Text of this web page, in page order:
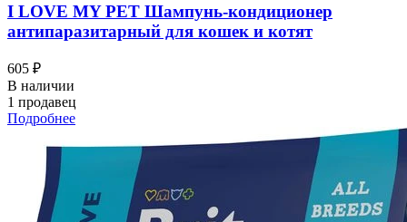
I LOVЕ MY PET Шампунь-кондиционер
антипаразитарный для кошек и котят
605 ₽
В наличии
1 продавец
Подробнее